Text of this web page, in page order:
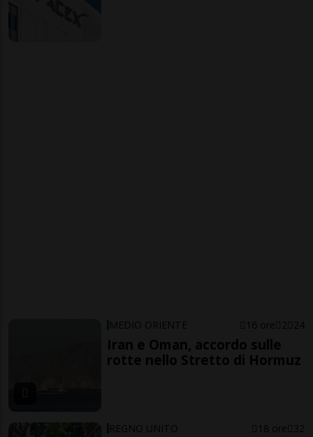
MEDIO ORIENTE 16 ore 2 24
Iran e Oman, accordo sulle
rotte nello Stretto di Hormuz
REGNO UNITO 18 ore 32